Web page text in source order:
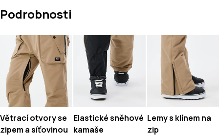
Podrobnosti
Větrací otvory se
zipem a síťovinou
Elastické sněhové
kamaše
Lemy s klínem na
zip